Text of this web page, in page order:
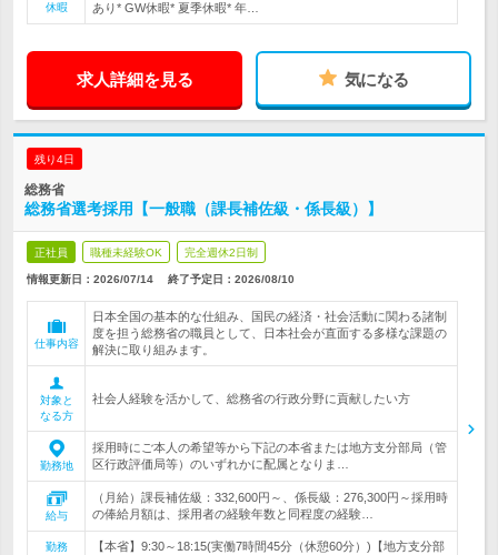
休暇
あり* GW休暇* 夏季休暇* 年…
求人詳細を見る 気になる
残り4日
総務省
総務省選考採用【一般職（課長補佐級・係長級）】
正社員 職種未経験OK 完全週休2日制
情報更新日：2026/07/14 終了予定日： 2026/08/10
仕事内容
日本全国の基本的な仕組み、国民の経済・社会活動に関わる諸制
度を担う総務省の職員として、日本社会が直面する多様な課題の
解決に取り組みます。
対象と
なる方
社会人経験を活かして、総務省の行政分野に貢献したい方
勤務地
採用時にご本人の希望等から下記の本省または地方支分部局（管
区行政評価局等）のいずれかに配属となりま…
給与
（月給）課長補佐級：332,600円～、係長級：276,300円～採用時
の俸給月額は、採用者の経験年数と同程度の経験…
勤務
【本省】9:30～18:15(実働7時間45分（休憩60分）)【地方支分部